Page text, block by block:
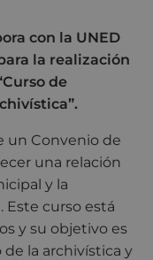
con la UNED
la realización
de
un Convenio de
una relación
y la
Este curso está
y su objetivo es
la archivística y